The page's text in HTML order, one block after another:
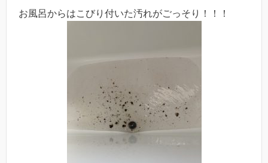
お風呂からはこびり付いた汚れがごっそり！！！